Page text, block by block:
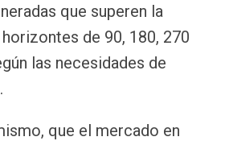
que superen la
de 90, 180, 270
las necesidades de
que el mercado en